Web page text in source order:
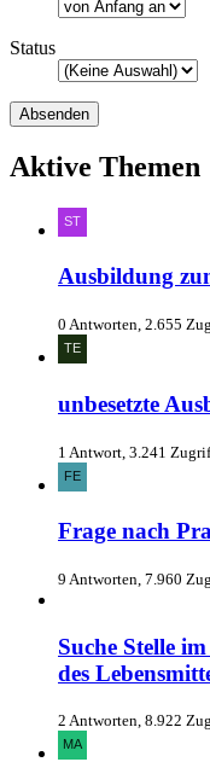
Status
Aktive Themen
Ausbildung
0 Antworten, 2.655
unbesetzte
1 Antwort, 3.241
Frage nach
9 Antworten, 7.960
Suche Stelle
des
2 Antworten, 8.922